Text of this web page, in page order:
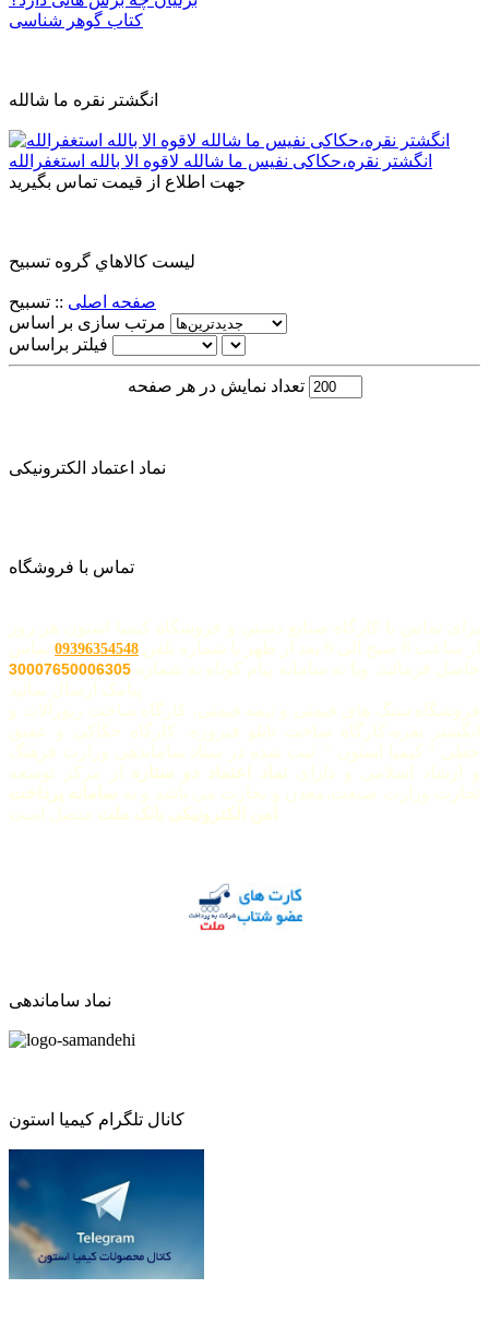
کتاب گوهر شناسی
انگشتر نقره ما شالله
انگشتر نقره،حکاکی نفیس ما شالله لاقوه الا بالله استغفرالله
جهت اطلاع از قیمت تماس بگیرید
ليست کالاهاي گروه تسبیح
صفحه اصلی :: تسبیح
تعداد نمایش در هر صفحه
نماد اعتماد الکترونیکی
تماس با فروشگاه
برای تماس با کارگاه صنایع دستی و فروشگاه کیمیا استون هر روز
از ساعت 8 صبح الی 8 بعد از ظهر با شماره تلفن
09396354548 تماس
حاصل فرمائید. ویا به سامانه پیام کوتاه به شماره 30007650006305
فروشگاه سنگ های قیمتی و نیمه قیمتی، کارگاه ساخت زیورآلات و
انگشتر نقره،کارگاه ساخت تابلو فیروزه، کارگاه حکاکی و عقیق
خطی " کیمیا استون " ثبت شده در ستاد ساماندهی وزارت فرهنگ
و ارشاد اسلامی و دارای نماد اعتماد دو ستاره
از مرکز توسعه
تجارت وزارت صنعت،معدن و تجارت می باشد و به سامانه پرداخت
امن الکترونیکی بانک ملت
نماد ساماندهی
کانال تلگرام کیمیا استون